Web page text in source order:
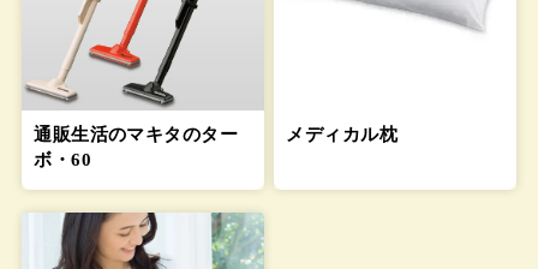
通販生活のマキタのター
ボ・60
メディカル枕